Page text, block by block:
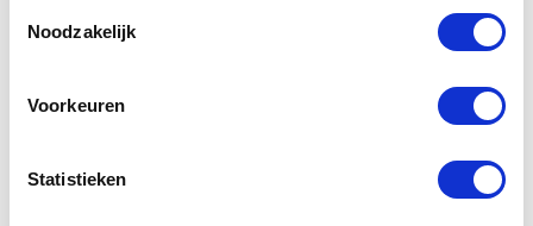
Noodzakelijk
Voorkeuren
Statistieken
AGV KIT en
Adapter voor
139,95